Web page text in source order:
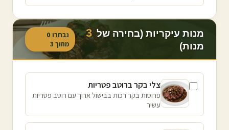
מנות עיקריות (בחירה של 3
מנות)
נבחרו 0
מתוך 3
צלי בקר ברוטב פטריות
פרוסות בקר רכות בבישול ארוך עם רוטב פטריות
עשיר